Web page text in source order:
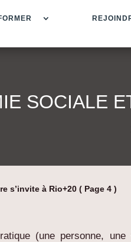
SOCIALE
s’invite à Rio+20 ( Page 4 )
(une personne,